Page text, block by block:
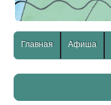
Главная Афиша